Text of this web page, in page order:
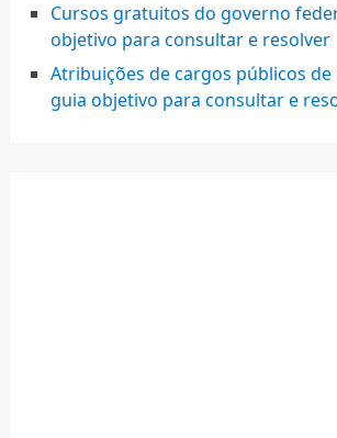
Cursos gratuitos do governo
objetivo para consultar e resolver
Atribuições de cargos públicos
guia objetivo para consultar e